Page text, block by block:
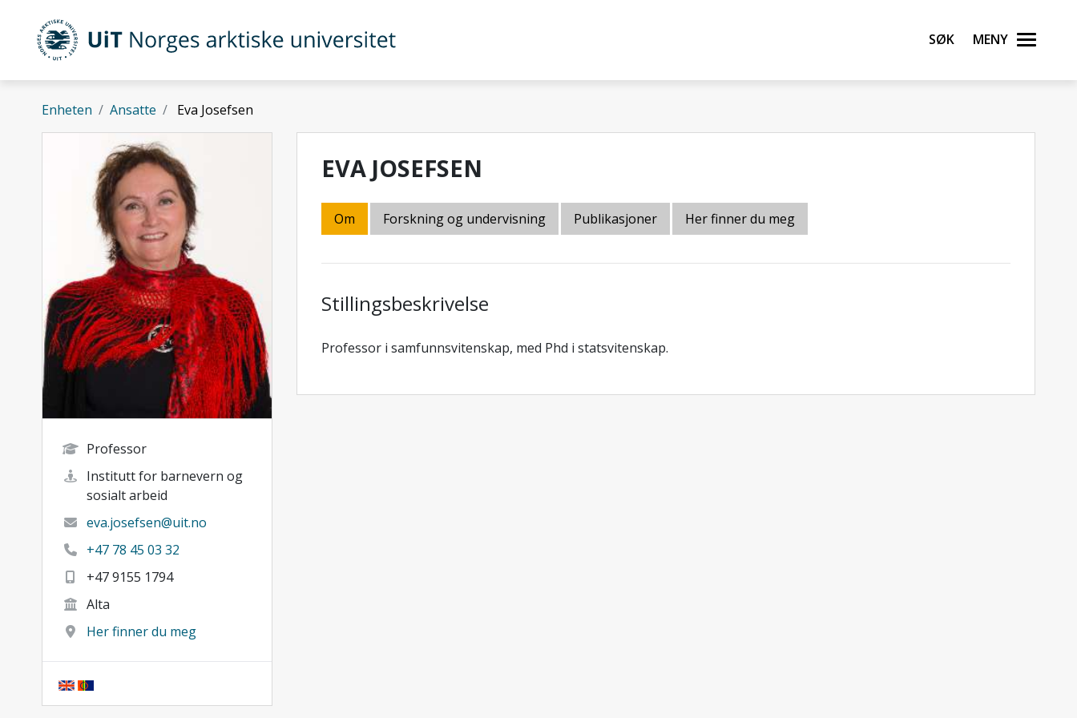
Gå til hovedinnhold
UiT Norges arktiske universitet Søk Meny
Enheten Ansatte Eva Josefsen
Professor
Institutt for barnevern og
sosialt arbeid
eva.josefsen@uit.no
+47 78 45 03 32
+47 9155 1794
Alta
Her finner du meg
EVA JOSEFSEN
Om Forskning og undervisning Publikasjoner Her finner du meg
Stillingsbeskrivelse
Professor i samfunnsvitenskap, med Phd i statsvitenskap.